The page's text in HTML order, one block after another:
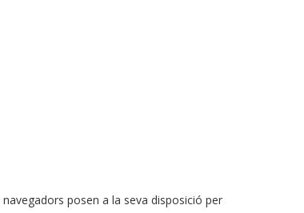
posen a la seva disposició per